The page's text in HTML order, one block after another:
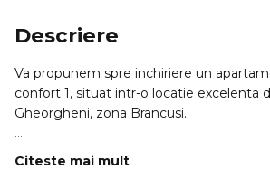
Descriere
Va propunem spre inchiriere un
confort 1, situat intr-o locatie excelenta
Gheorgheni, zona Brancusi.
PROFILUL CUMPARATORULUI /
Citeste mai mult